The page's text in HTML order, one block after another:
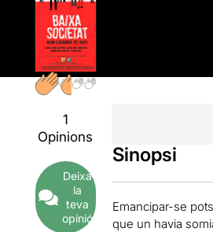
1
Opinions
Deixa
la
teva
opinió
Sinopsi
Emancipar-se
que un havia